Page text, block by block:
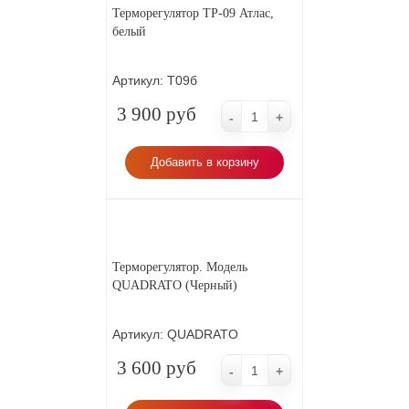
Терморегулятор ТР-09 Атлас,
белый
Артикул: Т09б
3 900 руб - +
Добавить в корзину
Терморегулятор. Модель
QUADRATO (Черный)
Артикул: QUADRATO
3 600 руб - +